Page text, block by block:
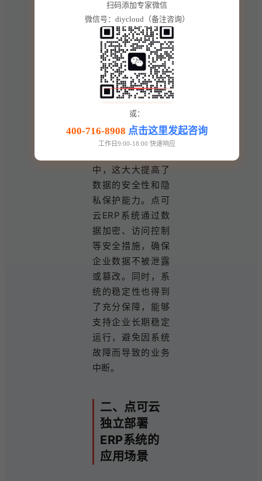
市场变化，调整经
营策略，提高市场
竞争力。
4. 强大的安全
性与稳定性
独立部署的ERP系
统意味着数据完全
中，这大大提高了
数据的安全性和隐
私保护能力。点可
云ERP系统通过数
据加密、访问控制
等安全措施，确保
企业数据不被泄露
或篡改。同时，系
统的稳定性也得到
了充分保障，能够
支持企业长期稳定
运行，避免因系统
故障而导致的业务
中断。
二、点可云
独立部署
ERP系统的
应用场景
扫码添加专家微信
微信号：diycloud（备注咨询）
或：
400-716-8908 点击这里发起咨询
工作日9:00-18:00 快速响应